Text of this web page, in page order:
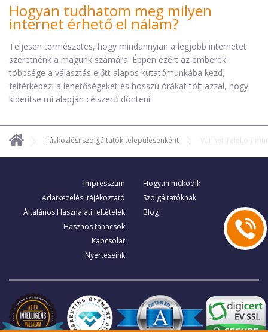
Hogyan tudhatom meg milyen
internet érhető el nálam?
Teljesen természetes, hogy mindannyian a legjobb internetet
szeretnénk a magunk számára. Éppen ezért az emberek
többsége a választás előtt alapos kutatómunkába kezd,
feltérképezi a lehetőségeket és hosszú órákat tölt azzal, hogy
kiderítse mi alapján célszerű dönteni.
Távközlési szolgáltatók településenként Vannet
Impresszum
Adatkezelési tájékoztató
Általános Használati feltételek
Hasznos tanácsok
Kapcsolat
Nyerteseink
Hogyan működik
Szolgáltatóknak
Blog